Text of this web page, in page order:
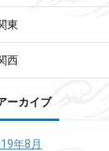
東
西
ーカイブ
年8月